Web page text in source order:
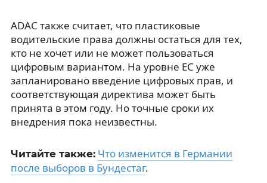
ADAC также считает, что пластиковые
водительские права должны остаться для тех,
кто не хочет или не может пользоваться
цифровым вариантом. На уровне ЕС уже
запланировано введение цифровых прав, и
соответствующая директива может быть
принята в этом году. Но точные сроки их
внедрения пока неизвестны.
Читайте также: Что изменится в Германии
после выборов в Бундестаг.